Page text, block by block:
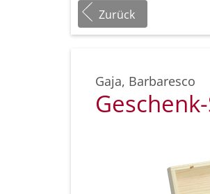
Zurück
Gaja, Barbaresco